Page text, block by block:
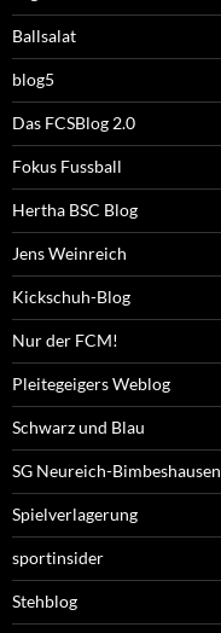
Ballsalat
blog5
Das FCSBlog 2.0
Fokus Fussball
Hertha BSC Blog
Jens Weinreich
Kickschuh-Blog
Nur der FCM!
Pleitegeigers Weblog
Schwarz und Blau
SG Neureich-Bimbeshausen
Spielverlagerung
sportinsider
Stehblog